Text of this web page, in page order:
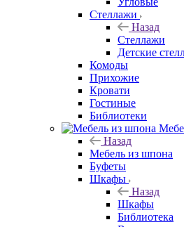
Стеллажи
Назад
Стеллажи
Детские
Комоды
Прихожие
Кровати
Гостиные
Библиотеки
Назад
Мебель из шпона
Буфеты
Шкафы
Назад
Шкафы
Библиотека